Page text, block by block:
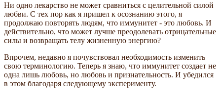
Ни одно лекарство не может сравниться с целительной силой
любви. С тех пор как я пришел к осознанию этого, я
продолжаю повторять людям, что иммунитет - это любовь. И
действительно, что может лучше преодолевать отрицательные
силы и возвращать телу жизненную энергию?
Впрочем, недавно я почувствовал необходимость изменить
свою терминологию. Теперь я знаю, что иммунитет создает не
одна лишь любовь, но любовь и признательность. И убедился
в этом благодаря следующему эксперименту.